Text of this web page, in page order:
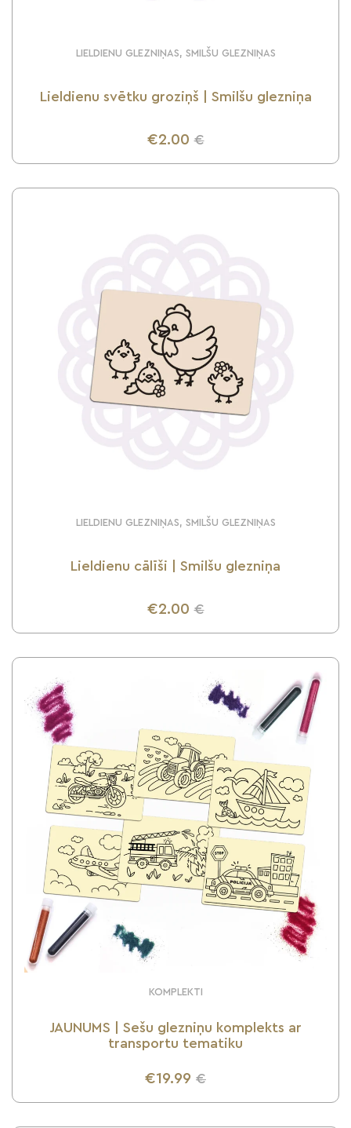
LIELDIENU GLEZNIŅAS, SMILŠU GLEZNIŅAS
Lieldienu svētku groziņš | Smilšu glezniņa
€2.00 €
UZZINI VAIRĀK
LIELDIENU GLEZNIŅAS, SMILŠU GLEZNIŅAS
Lieldienu cālīši | Smilšu glezniņa
€2.00 €
UZZINI VAIRĀK
KOMPLEKTI
JAUNUMS | Sešu glezniņu komplekts ar
transportu tematiku
€19.99 €
UZZINI VAIRĀK